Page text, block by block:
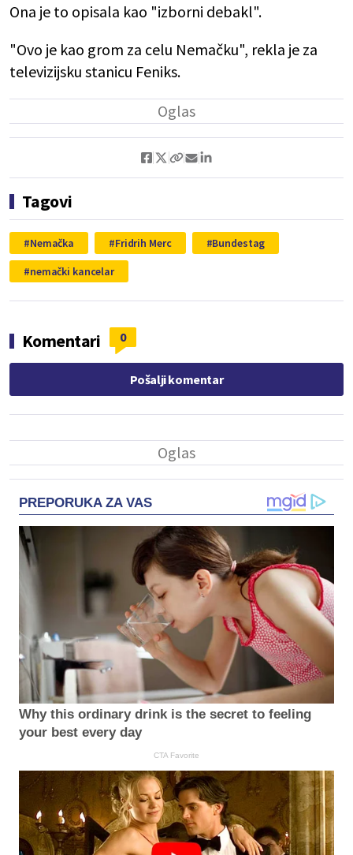
Ona je to opisala kao "izborni debakl".
"Ovo je kao grom za celu Nemačku", rekla je za
televizijsku stanicu Feniks.
Tagovi
Nemačka Fridrih Merc
Bundestag
nemački kancelar
Komentari 0
Pošalji komentar
PREPORUKA ZA VAS
Why this ordinary drink is the secret to feeling
your best every day
CTA Favorite